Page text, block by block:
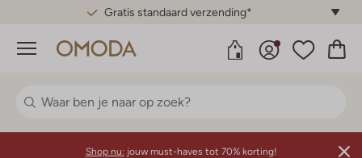
Gratis standaard verzending*
Menu
Shop nu: jouw must-haves tot 70% korting!